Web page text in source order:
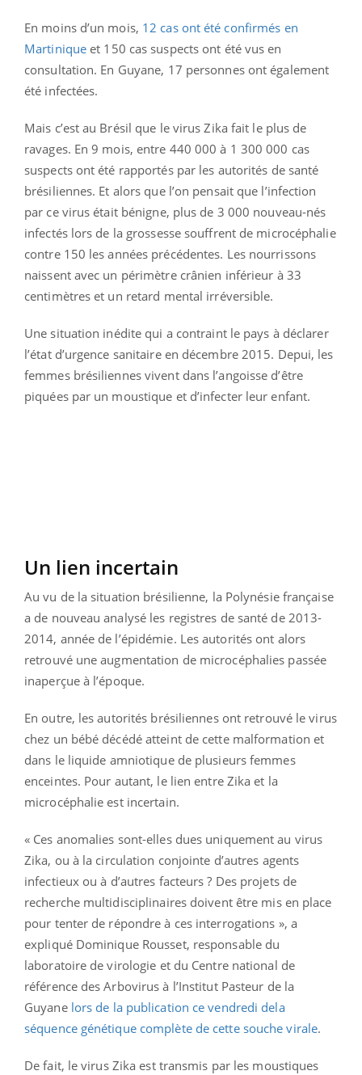
En moins d’un mois, 12 cas ont été confirmés en
Martinique et 150 cas suspects ont été vus en
consultation. En Guyane, 17 personnes ont également
été infectées.
Mais c’est au Brésil que le virus Zika fait le plus de
ravages. En 9 mois, entre 440 000 à 1 300 000 cas
suspects ont été rapportés par les autorités de santé
brésiliennes. Et alors que l’on pensait que l’infection
par ce virus était bénigne, plus de 3 000 nouveau-nés
infectés lors de la grossesse souffrent de microcéphalie
contre 150 les années précédentes. Les nourrissons
naissent avec un périmètre crânien inférieur à 33
centimètres et un retard mental irréversible.
Une situation inédite qui a contraint le pays à déclarer
l’état d’urgence sanitaire en décembre 2015. Depui, les
femmes brésiliennes vivent dans l’angoisse d’être
piquées par un moustique et d’infecter leur enfant.
Un lien incertain
Au vu de la situation brésilienne, la Polynésie française
a de nouveau analysé les registres de santé de 2013-
2014, année de l’épidémie. Les autorités ont alors
retrouvé une augmentation de microcéphalies passée
inaperçue à l’époque.
En outre, les autorités brésiliennes ont retrouvé le virus
chez un bébé décédé atteint de cette malformation et
dans le liquide amniotique de plusieurs femmes
enceintes. Pour autant, le lien entre Zika et la
microcéphalie est incertain.
« Ces anomalies sont-elles dues uniquement au virus
Zika, ou à la circulation conjointe d’autres agents
infectieux ou à d’autres facteurs ? Des projets de
recherche multidisciplinaires doivent être mis en place
pour tenter de répondre à ces interrogations », a
expliqué Dominique Rousset, responsable du
laboratoire de virologie et du Centre national de
référence des Arbovirus à l’Institut Pasteur de la
Guyane lors de la publication ce vendredi dela
séquence génétique complète de cette souche virale.
De fait, le virus Zika est transmis par les moustiques